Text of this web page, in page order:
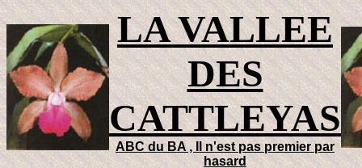
LA VALLEE
DES
CATTLEYAS
ABC du BA , Il n'est pas premier par
hasard